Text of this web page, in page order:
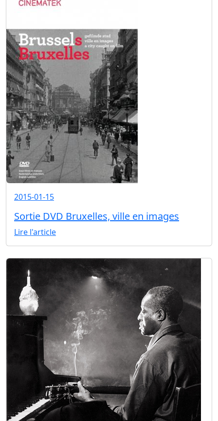
2015-01-15
Sortie DVD Bruxelles, ville en images
Lire l'article